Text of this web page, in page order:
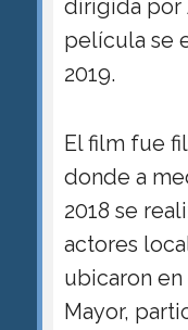
dirigida por
película se
2019.
El film fue
donde a
2018 se
actores
ubicaron
Mayor,